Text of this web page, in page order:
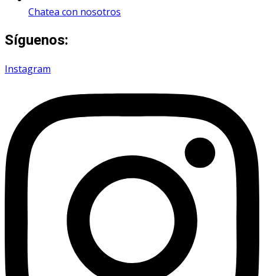
Chatea con nosotros
Síguenos:
Instagram